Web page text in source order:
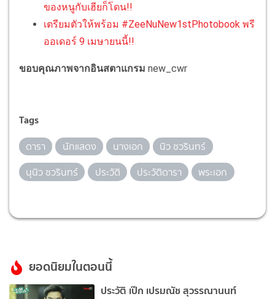
ของหนูกับเฮียก็โดน!!
เตรียมตัวให้พร้อม #ZeeNuNew1stPhotobook พรี
ออเดอร์ 9 เมษายนนี้!!
ขอบคุณภาพจากอินสตาแกรม new_cwr
Tags
ดารา นักแสดง นางเอก
นิว ชวรินทร์
นุนิว ชวรินทร์
ประวัติ ประวัติดารา พระเอก
ยอดนิยมในตอนนี้
ประวัติ เป๊ก เปรมณัช สุวรรณานนท์